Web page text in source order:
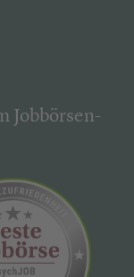
Jobbörsen-